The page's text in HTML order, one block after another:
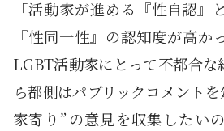
「活動家が進める『性自認』
『性同一性』の認知度が高か
LGBT活動家にとって不都合な
ら都側はパブリックコメント
家寄り”の意見を収集したい